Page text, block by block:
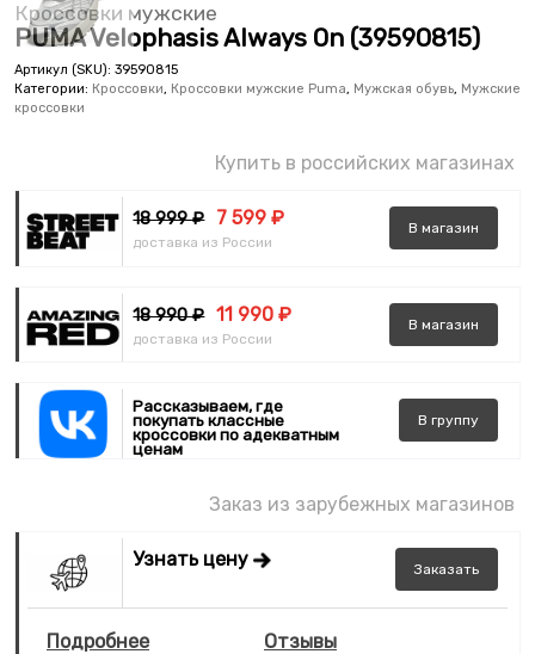
Кроссовки мужские
PUMA Velophasis Always On (39590815)
Артикул (SKU): 39590815
Категории: Кроссовки, Кроссовки мужские Puma, Мужская обувь, Мужские
кроссовки
Купить в российских магазинах
18 999 ₽ 7 599 ₽
доставка из России
В магазин
18 990 ₽ 11 990 ₽
доставка из России
В магазин
Рассказываем, где
покупать классные
кроссовки по адекватным
ценам
В группу
Заказ из зарубежных магазинов
Узнать цену Заказать
Подробнее Отзывы